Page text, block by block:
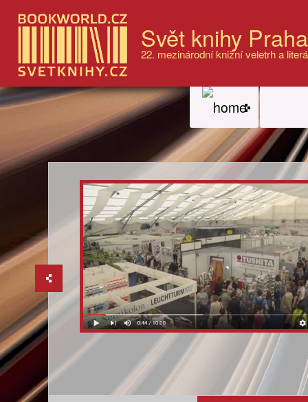
Svět knihy
22. mezinárodní knižní veletrh a